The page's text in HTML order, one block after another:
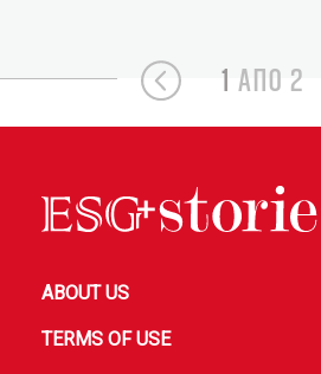
1 ΑΠΟ 2
ABOUT US
TERMS OF USE